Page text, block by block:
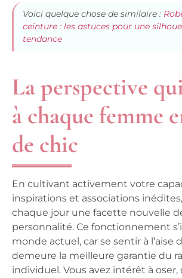
Voici quelque chose de similaire :
ceinture : les astuces pour une
tendance
La perspective
à chaque femme
de chic
En cultivant activement votre
inspirations et associations
chaque jour une facette nouvelle
personnalité. Ce fonctionnement
monde actuel, car se sentir à l’aise
demeure la meilleure garantie du
individuel. Vous avez intérêt à oser,